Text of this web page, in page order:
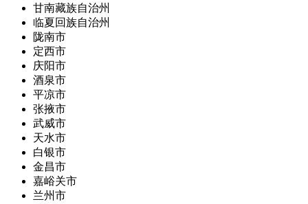
甘南藏族自治州
临夏回族自治州
陇南市
定西市
庆阳市
酒泉市
平凉市
张掖市
武威市
天水市
白银市
金昌市
嘉峪关市
兰州市